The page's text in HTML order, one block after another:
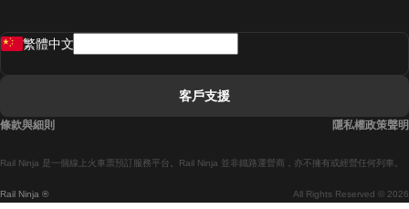
Rail Ninja ® All Rights Reserved © 2026
Rail Ninja 是一個線上火車票預訂服務平台。Rail Ninja 並非鐵路運營商，亦不擁有或經營任何列車。
繁體中文
客戶支援
條款與細則 隱私權政策聲明